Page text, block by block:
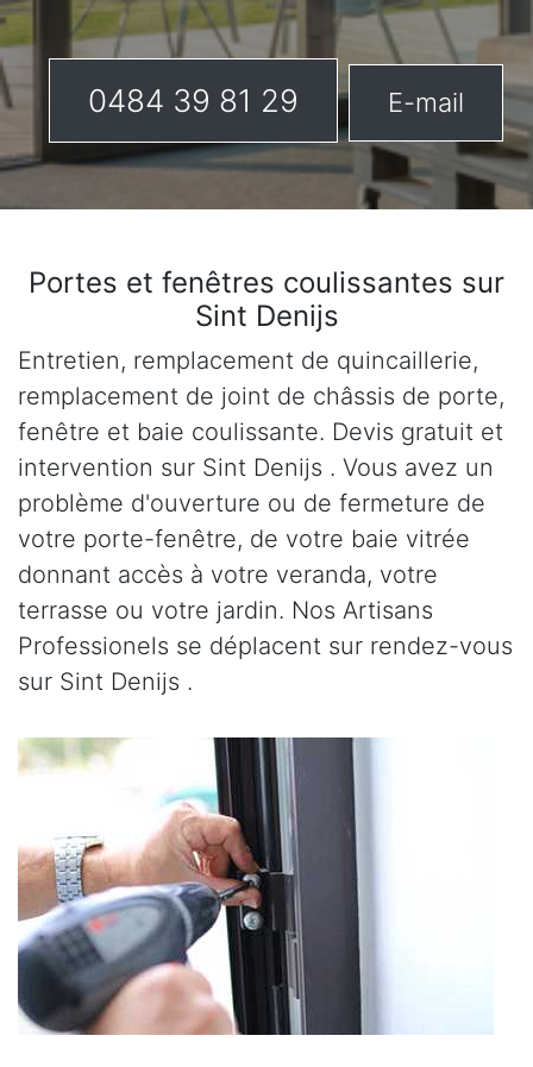
0484 39 81 29 E-mail
Portes et fenêtres coulissantes sur
Sint Denijs
Entretien, remplacement de quincaillerie,
remplacement de joint de châssis de porte,
fenêtre et baie coulissante. Devis gratuit et
intervention sur Sint Denijs . Vous avez un
problème d'ouverture ou de fermeture de
votre porte-fenêtre, de votre baie vitrée
donnant accès à votre veranda, votre
terrasse ou votre jardin. Nos Artisans
Professionels se déplacent sur rendez-vous
sur Sint Denijs .